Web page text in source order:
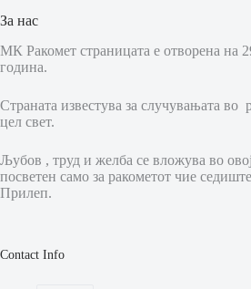
За нас
МК Ракомет страницата е отворена на
година.
Страната известува за случувањата во
цел свет.
Љубов , труд и желба се вложува во
посветен само за ракометот чие
Прилеп.
Contact Info